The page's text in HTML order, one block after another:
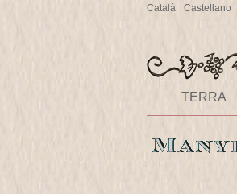
Català Castellano
TERRA